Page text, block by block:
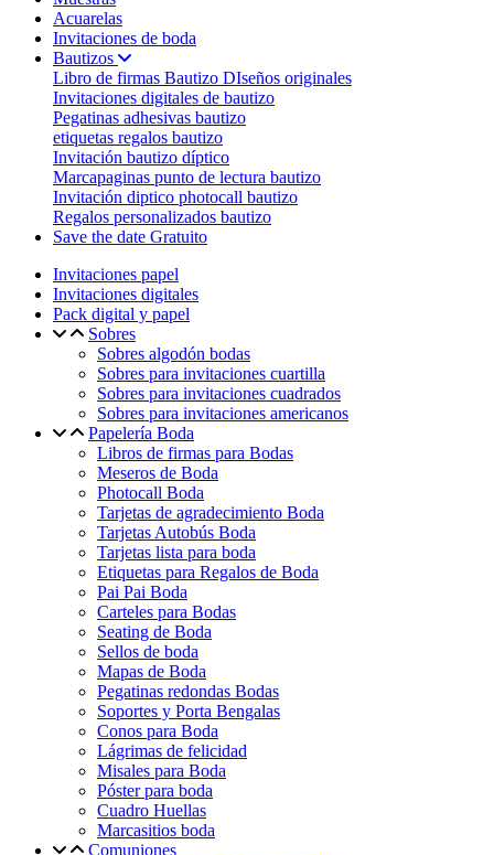
Acuarelas
Invitaciones de boda
Bautizos
Libro de firmas Bautizo DIseños originales
Invitaciones digitales de bautizo
Pegatinas adhesivas bautizo
etiquetas regalos bautizo
Invitación bautizo díptico
Marcapaginas punto de lectura bautizo
Invitación diptico photocall bautizo
Regalos personalizados bautizo
Save the date Gratuito
Invitaciones papel
Invitaciones digitales
Pack digital y papel
Sobres
Sobres algodón bodas
Sobres para invitaciones cuartilla
Sobres para invitaciones cuadrados
Sobres para invitaciones americanos
Papelería Boda
Libros de firmas para Bodas
Meseros de Boda
Photocall Boda
Tarjetas de agradecimiento Boda
Tarjetas Autobús Boda
Tarjetas lista para boda
Etiquetas para Regalos de Boda
Pai Pai Boda
Carteles para Bodas
Seating de Boda
Sellos de boda
Mapas de Boda
Pegatinas redondas Bodas
Soportes y Porta Bengalas
Conos para Boda
Lágrimas de felicidad
Misales para Boda
Póster para boda
Cuadro Huellas
Marcasitios boda
Comuniones